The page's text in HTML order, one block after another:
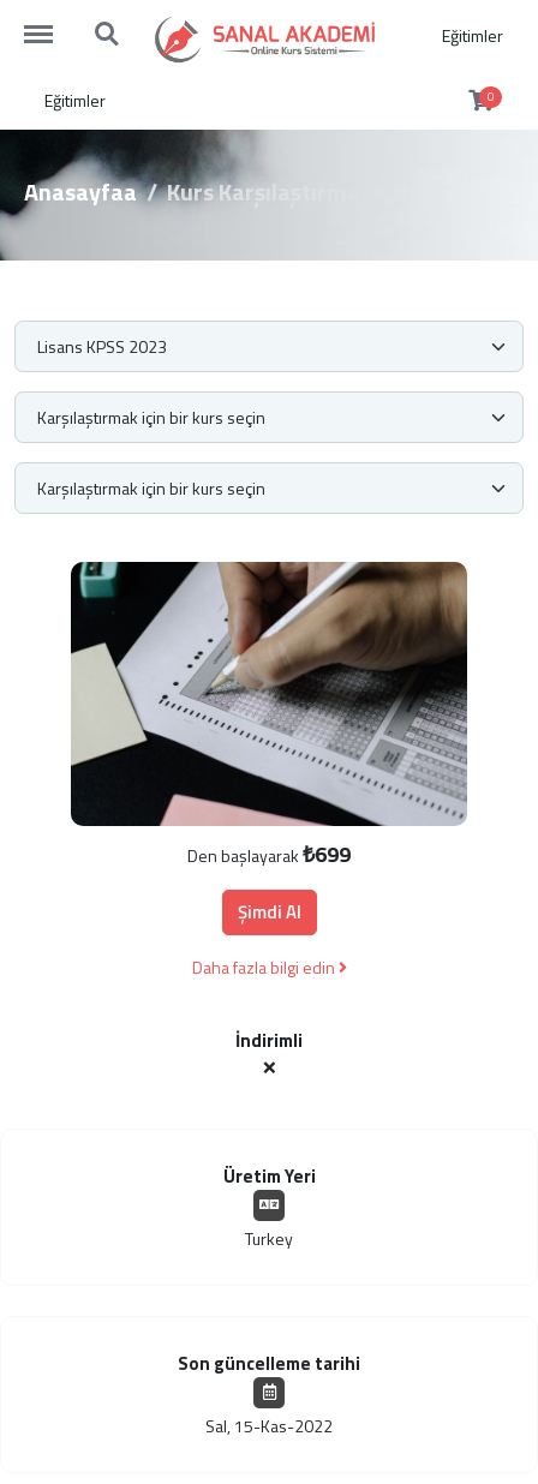
http://sanalakademi.demobul.com.tr/menu
http://sanalakademi.demobul.com.tr/search Eğitimler
Eğitimler 0
Anasayfaa Kurs Karşılaştırması
Den başlayarak₺699
Şimdi Al
Daha fazla bilgi edin
İndirimli
❌
Üretim Yeri
Turkey
Son güncelleme tarihi
Sal, 15-Kas-2022